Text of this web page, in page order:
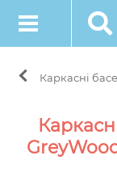
Каркасні